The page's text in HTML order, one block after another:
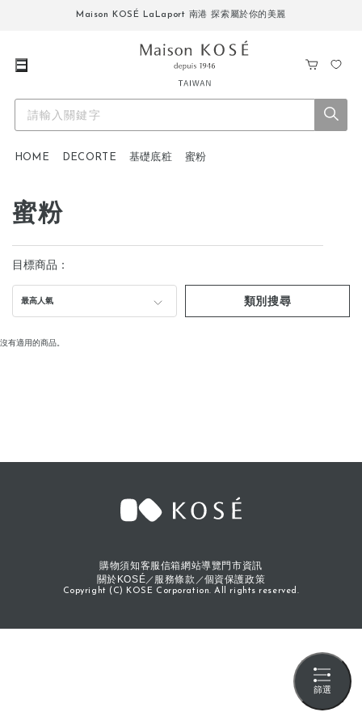
Maison KOSÉ LaLaport 南港 探索屬於你的美麗
HOME DECORTE 基礎底粧 蜜粉
篩選
蜜粉
目標商品：
最高人氣 類別搜尋
沒有適用的商品。
購物須知客服信箱網站導覽門市資訊
關於KOSÉ
服務條款 個資保護政策
Copyright (C) KOSE Corporation. All rights reserved.